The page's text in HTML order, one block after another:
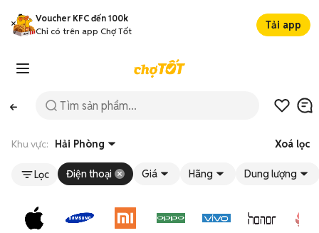
Voucher KFC đến 100k
Chỉ có trên app Chợ Tốt
Tải app
Khu vực: Hải Phòng Xoá lọc
Lọc Điện thoại Giá Hãng Dung lượng